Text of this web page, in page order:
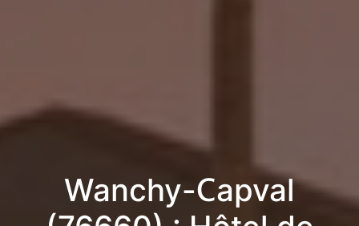
Wanchy-Capval